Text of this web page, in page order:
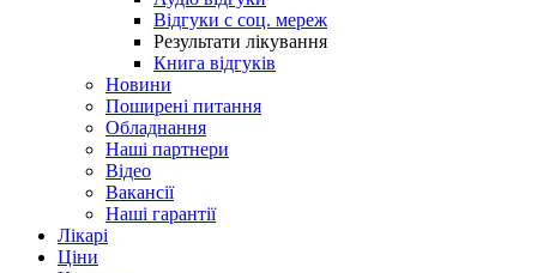
Відгуки с соц. мереж
Результати лікування
Книга відгуків
Новини
Поширені питання
Обладнання
Наші партнери
Відео
Вакансії
Наші гарантії
Лікарі
Ціни